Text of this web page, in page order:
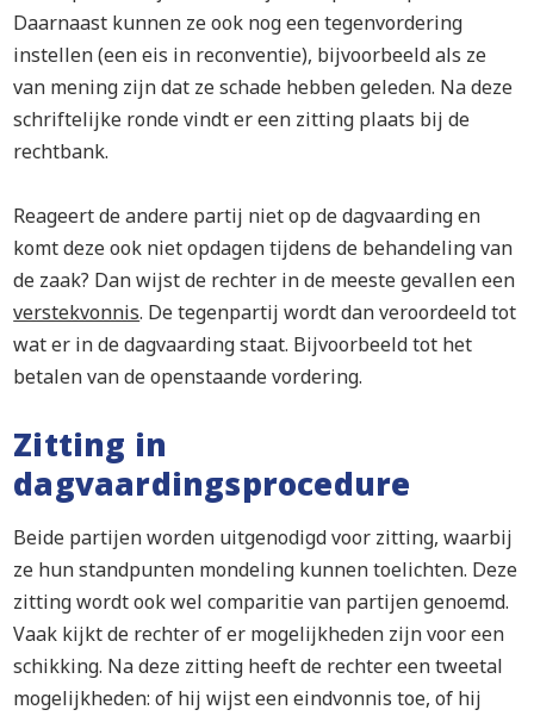
Daarnaast kunnen ze ook nog een tegenvordering
instellen (een eis in reconventie), bijvoorbeeld als ze
van mening zijn dat ze schade hebben geleden. Na deze
schriftelijke ronde vindt er een zitting plaats bij de
rechtbank.
Reageert de andere partij niet op de dagvaarding en
komt deze ook niet opdagen tijdens de behandeling van
de zaak? Dan wijst de rechter in de meeste gevallen een
verstekvonnis. De tegenpartij wordt dan veroordeeld tot
wat er in de dagvaarding staat. Bijvoorbeeld tot het
betalen van de openstaande vordering.
Zitting in
dagvaardingsprocedure
Beide partijen worden uitgenodigd voor zitting, waarbij
ze hun standpunten mondeling kunnen toelichten. Deze
zitting wordt ook wel comparitie van partijen genoemd.
Vaak kijkt de rechter of er mogelijkheden zijn voor een
schikking. Na deze zitting heeft de rechter een tweetal
mogelijkheden: of hij wijst een eindvonnis toe, of hij